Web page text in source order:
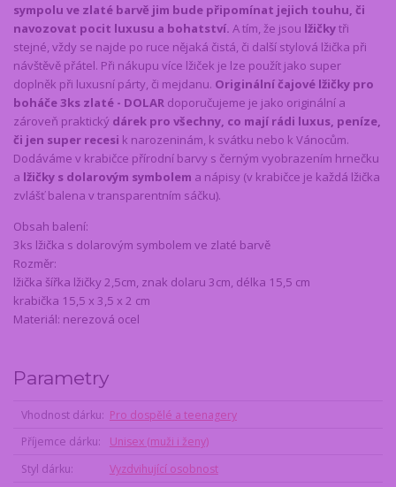
sympolu ve zlaté barvě jim bude připomínat jejich touhu, či
navozovat pocit luxusu a bohatství. A tím, že jsou lžičkytři
stejné, vždy se najde po ruce nějaká čistá, či další stylová lžička při
návštěvě přátel. Při nákupu více lžiček je lze použít jako super
doplněk při luxusní párty, či mejdanu. Originální čajové lžičky pro
boháče 3ks zlaté - DOLAR doporučujeme je jako originální a
zároveň praktický dárek pro všechny, co mají rádi luxus, peníze,
či jen super recesi k narozeninám, k svátku nebo k Vánocům.
Dodáváme v krabičce přírodní barvy s černým vyobrazením hrnečku
a lžičky s dolarovým symbolem a nápisy (v krabičce je každá lžička
zvlášť balena v transparentním sáčku).
Obsah balení:
3ks lžička s dolarovým symbolem ve zlaté barvě
Rozměr:
lžička šířka lžičky 2,5cm, znak dolaru 3cm, délka 15,5 cm
krabička 15,5 x 3,5 x 2 cm
Materiál: nerezová ocel
Parametry
Vhodnost dárku
Pro dospělé a teenagery
Příjemce dárku
Unisex (muži i ženy)
Styl dárku
Vyzdvihující osobnost